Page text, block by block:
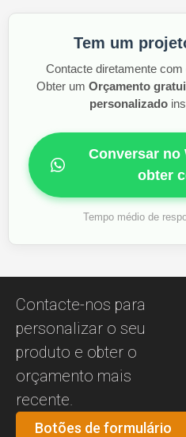
Tem um
Contacte diretamente
Obter um Orçamento
personalizado
Conversar no
obter
Tempo médio de
Contacte-nos para
personalizar o seu
produto e obter o
orçamento mais
recente.
Botões de formulário